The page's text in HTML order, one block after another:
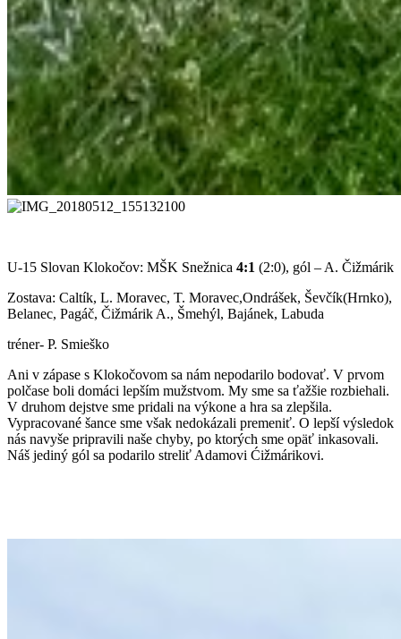
U-15 Slovan Klokočov: MŠK Snežnica 4:1 (2:0), gól – A. Čižmárik
Zostava: Caltík, L. Moravec, T. Moravec,Ondrášek, Ševčík(Hrnko),
Belanec, Pagáč, Čižmárik A., Šmehýl, Bajánek, Labuda
tréner- P. Smieško
Ani v zápase s Klokočovom sa nám nepodarilo bodovať. V prvom
polčase boli domáci lepším mužstvom. My sme sa ťažšie rozbiehali.
V druhom dejstve sme pridali na výkone a hra sa zlepšila.
Vypracované šance sme však nedokázali premeniť. O lepší výsledok
nás navyše pripravili naše chyby, po ktorých sme opäť inkasovali.
Náš jediný gól sa podarilo streliť Adamovi Ćižmárikovi.